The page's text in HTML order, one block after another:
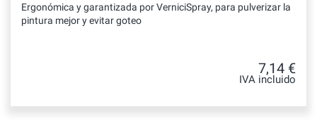
Ergonómica y garantizada por VerniciSpray, para pulverizar la
pintura mejor y evitar goteo
7,14 €
IVA incluido